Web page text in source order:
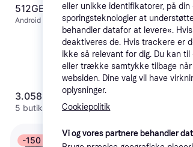
512GB Grøn
Android
3.058 kr. 3.500 kr.
5 butikker
Xiaomi
256GB
Android
-150 kr.
eller unikke identifikatorer, på
sporingsteknologier at
behandler datafor at levere«.
deaktiveres de. Hvis trackere er
ikke så relevant for dig. Du kan
eller trække samtykke tilbage
websiden. Dine valg vil have
oplysninger.
Cookiepolitik
Vi og vores partnere behandler